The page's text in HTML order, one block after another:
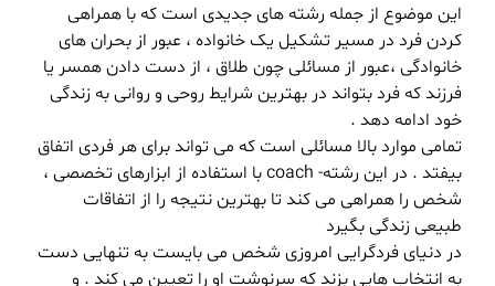
این موضوع از جمله رشته های جدیدی است که با همراهی
کردن فرد در مسیر تشکیل یک خانواده ، عبور از بحران های
خانوادگی ،عبور از مسائلی چون طلاق ، از دست دادن همسر یا
فرزند که فرد بتواند در بهترین شرایط روحی و روانی به زندگی
خود ادامه دهد .
تمامی موارد بالا مسائلی است که می تواند برای هر فردی اتفاق
بیفتد . در این رشته- coach با استفاده از ابزارهای تخصصی ،
شخص را همراهی می کند تا بهترین نتیجه را از اتفاقات
طبیعی زندگی بگیرد
در دنیای فردگرایی امروزی شخص می بایست به تنهایی دست
به انتخاب هایی بزند که سرنوشت او را تعیین می کند . و